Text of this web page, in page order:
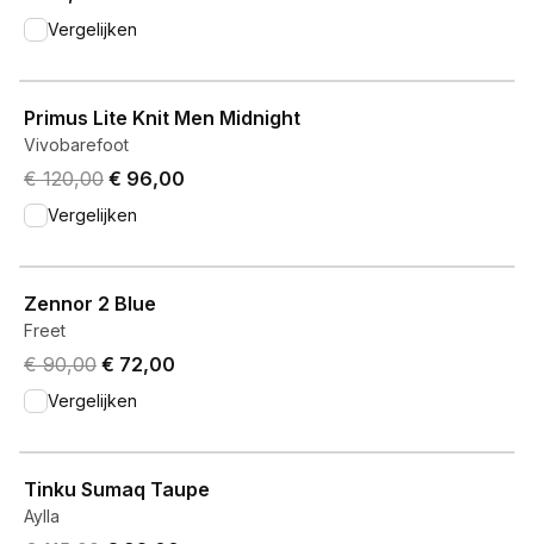
Vergelijken
Primus Lite Knit Men Midnight
Vivobarefoot
Original price was € 120,00.
€ 120,00 Current price is € 96,00.
€ 96,00
Vergelijken
Zennor 2 Blue
Freet
Original price was € 90,00.
€ 90,00 Current price is € 72,00.
€ 72,00
Vergelijken
Tinku Sumaq Taupe
Aylla